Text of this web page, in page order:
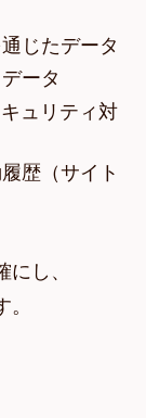
じたデータ
ータ
ュリティ対
歴（サイト
し、